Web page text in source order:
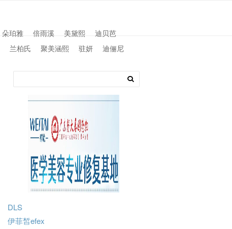
朵珀雅 倍雨溪 美黛熙
迪贝芭
兰柏氏 聚美涵熙 驻妍
迪俪尼
DLS
伊菲皙efex